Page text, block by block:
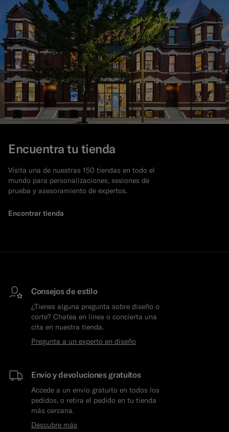
Encuentra tu tienda
Visita una de nuestras 150 tiendas en todo el
mundo para personalizaciones, sesiones de
prueba y asesoramiento de expertos.
Encontrar tienda
Consejos de estilo
¿Tienes alguna pregunta sobre diseño o
corte? Chatea en línea o concierta una
cita en nuestra tienda.
Pregunta a un experto en diseño
Envío y devoluciones gratuitos
Accede a un envío gratuito en todos los
pedidos, o retira el pedido en tu tienda
más cercana.
Descubre más